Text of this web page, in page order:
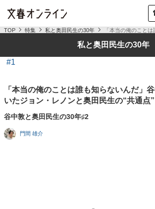
TOP 特集 私と奥田民生の30年 「本当の俺のこと
私と奥田民生の30年
#1
「本当の俺のことは誰も知らないんだ」
いたジョン・レノンと奥田民生の“共通点”
谷中敦と奥田民生の30年♯2
門間 雄介